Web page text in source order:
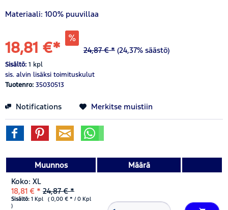
Materiaali: 100% puuvillaa
18,81 €* 24,87 € * (24,37% säästö)
Sisältö: 1 kpl
sis. alvin lisäksi toimituskulut
Tuotenro: 35030513
Notifications Merkitse muistiin
Muunnos
Määrä
Koko: XL
18,81 € * 24,87 € *
Sisältö: 1 Kpl ( 0,00 € * / 0 Kpl
)